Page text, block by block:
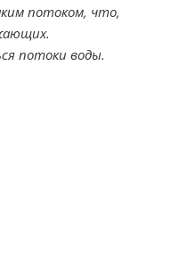
потоком, что,
потоки воды.